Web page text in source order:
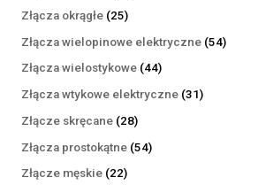
Złącza okrągłe 2525
produktów
Złącza wielopinowe elektryczne 5454
Złącza wielostykowe 4444
produkty
Złącza wtykowe elektryczne 3131
Złącze skręcane 2828
produktów
Złącza prostokątne 5454
Złącze męskie 2222